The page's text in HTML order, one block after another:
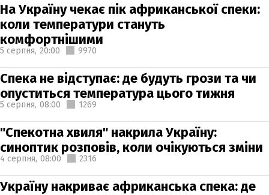
На Україну чекає пік африканської спеки:
коли температури стануть
комфортнішими
5 серпня, 20:00 9970
Спека не відступає: де будуть грози та чи
опуститься температура цього тижня
5 серпня, 08:00 1269
"Спекотна хвиля" накрила Україну:
синоптик розповів, коли очікуються зміни
4 серпня, 08:00 2316
Україну накриває африканська спека: де